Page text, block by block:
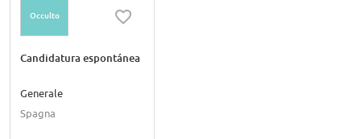
Occulto
Candidatura espontánea
Generale
Spagna